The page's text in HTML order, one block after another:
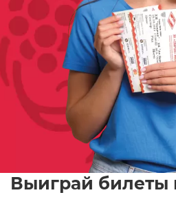
Выиграй билеты